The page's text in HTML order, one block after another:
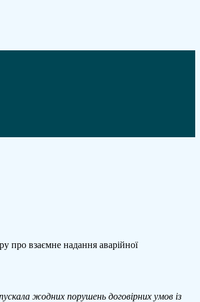
про взаємне надання аварійної
жодних порушень договірних умов із